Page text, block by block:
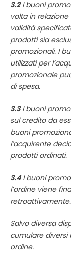
3.2I buoni
volta in
validità
prodotti sia
promozionali. I
utilizzati per
promozionale
di spesa.
3.3I buoni
sul credito da
buoni
l’acquirente
prodotti ordinati.
3.4I buoni
l’ordine viene
retroattivamente.
Salvo diversa
cumulare diversi
ordine.